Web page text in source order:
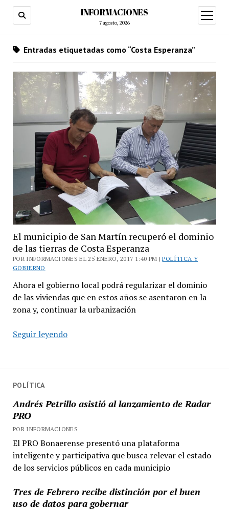
INFORMACIONES
7 agosto, 2026
abrir
menú
POLÍTICA
Andrés Petrillo asistió al lanzamiento de Radar
PRO
POR INFORMACIONES
El PRO Bonaerense presentó una plataforma
inteligente y participativa que busca relevar el estado
de los servicios públicos en cada municipio
Tres de Febrero recibe distinción por el buen
uso de datos para gobernar
Entradas etiquetadas como “Costa Esperanza”
El municipio de San Martín recuperó el dominio
de las tierras de Costa Esperanza
POR INFORMACIONES EL 25 ENERO, 2017 1:40 PM |POLÍTICA Y
GOBIERNO
Ahora el gobierno local podrá regularizar el dominio
de las viviendas que en estos años se asentaron en la
zona y, continuar la urbanización
Seguir leyendoEl
San
el
de
las
tierras
de
Esperanza